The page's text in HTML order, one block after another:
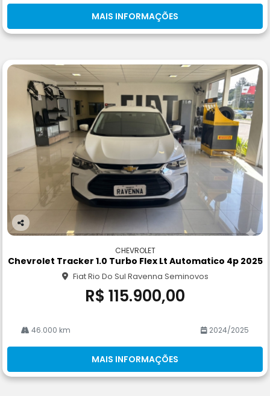
MAIS INFORMAÇÕES
Co
rtil
CHEVROLET
Chevrolet Tracker 1.0 Turbo Flex Lt Automatico 4p 2025
Fiat Rio Do Sul Ravenna Seminovos
R$ 115.900,00
46.000 km 2024/2025
MAIS INFORMAÇÕES